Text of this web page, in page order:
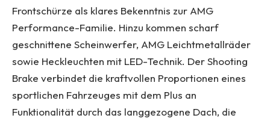
Frontschürze als klares Bekenntnis zur AMG
Performance-Familie. Hinzu kommen scharf
geschnittene Scheinwerfer, AMG Leichtmetallräder
sowie Heckleuchten mit LED-Technik. Der Shooting
Brake verbindet die kraftvollen Proportionen eines
sportlichen Fahrzeuges mit dem Plus an
Funktionalität durch das langgezogene Dach, die